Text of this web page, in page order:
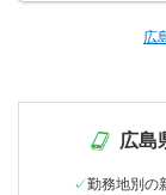
広
広島
勤務地別の